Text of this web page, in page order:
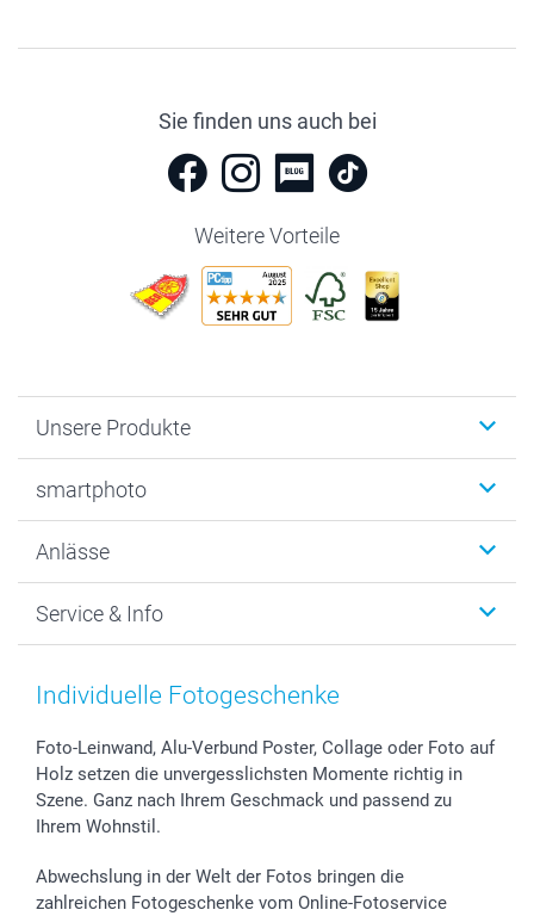
Sie finden uns auch bei
Weitere Vorteile
Unsere Produkte
Fotogeschenke
MyNameBook
Fotoabzüge, Fotos als Buch & Poster
Zubehör & Material
Sticker & Etiketten
Geschenk-Gutscheine (PDF)
smartphoto
Warum smartphoto
Datenschutz
AGB
Presse
Partnerprogramme
Investor Relations
Widerrufsrecht
Anlässe
Neujahr
Muttertag
Kommunion & Konfirmation
Hochzeit
Geburtstag
Zu allen Anlässen
Service & Info
Preise und Versandkosten
48h Lieferung
Zahlungsmöglichkeiten
Anmelden /Registrieren
Status der Bestellung
smartfriends
Individuelle Fotogeschenke
Foto-Leinwand, Alu-Verbund Poster, Collage oder Foto auf
Holz setzen die unvergesslichsten Momente richtig in
Szene. Ganz nach Ihrem Geschmack und passend zu
Ihrem Wohnstil.
Abwechslung in der Welt der Fotos bringen die
zahlreichen Fotogeschenke vom Online-Fotoservice